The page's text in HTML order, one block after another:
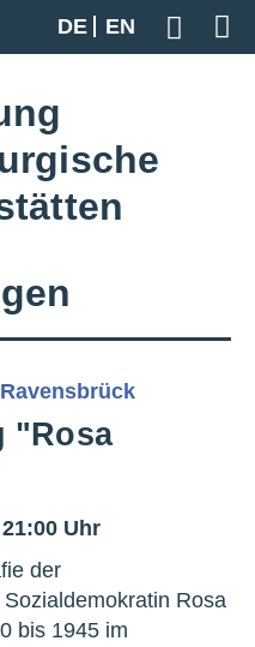
DE
EN
Geben
Zur Gesamtübersicht
"Rosa
Uhr
der
Rosa
bis 1945 im